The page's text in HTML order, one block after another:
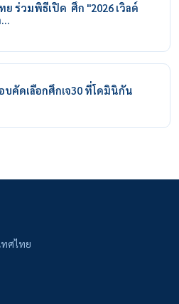
ย ร่วมพิธีเปิด ศึก "2026 เวิลด์
…
บคัดเลือกศึกเจ30 ที่โดมินิกัน
ศไทย